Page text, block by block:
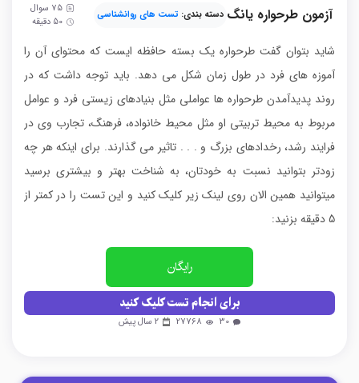
آزمون طرحواره یانگ دسته بندی: تست های روانشناسی 75 سوال
50 دقیقه
شاید بتوان گفت طرحواره یک بسته حافظه ایست که محتوای آن را
آموزه های فرد در طول زمان شکل می دهد. باید توجه داشت که در
روند پدیدآمدن طرحواره ها عواملی مثل بنیادهای زیستی فرد و عوامل
مربوط به محیط تربیتی او مثل محیط خانواده، فرهنگ، تجارب وی در
فرایند رشد، رخدادهای بزرگ و . . . تاثیر می گذارند. برای اینکه هر چه
زودتر بتوانید نسبت به خودتان، به شناخت بهتر و بیشتری برسید
میتوانید همین الان روی لینک زیر کلیک کنید و این تست را در کمتر از
5 دقیقه بزنید:
رایگان
برای انجام تست کلیک کنید
30
27768 2 سال پیش